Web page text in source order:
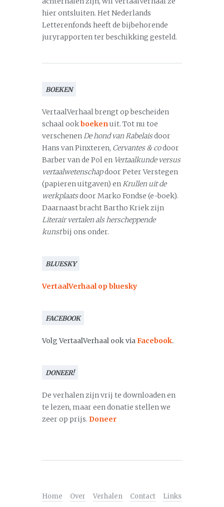
hier ontsluiten. Het Nederlands
Letterenfonds heeft de bijbehorende
juryrapporten ter beschikking gesteld.
BOEKEN
VertaalVerhaal brengt op bescheiden
schaal ookboekenuit. Tot nu toe
verschenenDe hond van Rabelaisdoor
Hans van Pinxteren, Cervantes & codoor
Barber van de Pol en Vertaalkunde versus
vertaalwetenschapdoor Peter Verstegen
(papieren uitgaven) enKrullen uit de
werkplaatsdoor Marko Fondse (e-boek).
Daarnaast bracht Bartho Kriek zijn
Literair vertalen als herscheppende
kunstbij ons onder.
BLUESKY
VertaalVerhaal op bluesky
FACEBOOK
Volg VertaalVerhaal ook viaFacebook.
DONEER!
De verhalen zijn vrij te downloaden en
te lezen, maar een donatie stellen we
zeer op prijs. Doneer
Home Over Verhalen Contact Links